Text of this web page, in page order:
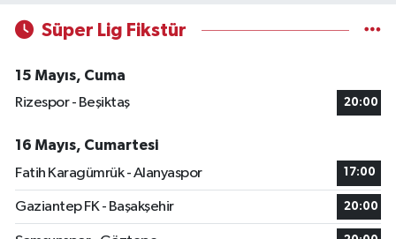
Süper Lig Fikstür
15 Mayıs, Cuma
Rizespor - Beşiktaş
20:00
16 Mayıs, Cumartesi
Fatih Karagümrük - Alanyaspor
17:00
Gaziantep FK - Başakşehir 20:00